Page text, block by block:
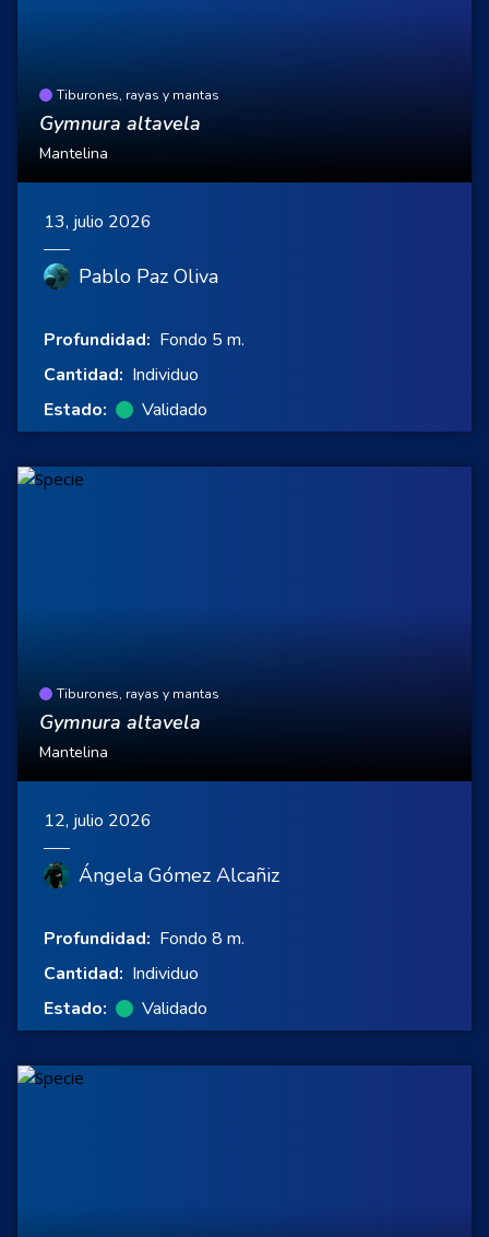
Tiburones, rayas y mantas
Gymnura altavela
Mantelina
13, julio 2026
Pablo Paz Oliva
Profundidad: Fondo 5 m.
Cantidad: Individuo
Estado:
Validado
Tiburones, rayas y mantas
Gymnura altavela
Mantelina
12, julio 2026
Ángela Gómez Alcañiz
Profundidad: Fondo 8 m.
Cantidad: Individuo
Estado:
Validado